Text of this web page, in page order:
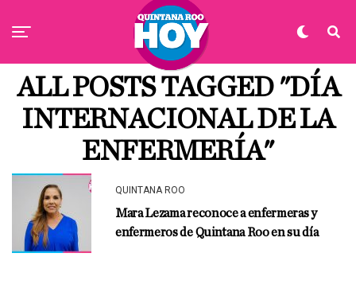
ALL POSTS TAGGED "DÍA
INTERNACIONAL DE LA
ENFERMERÍA"
QUINTANA ROO
Mara Lezama reconoce a enfermeras y
enfermeros de Quintana Roo en su día